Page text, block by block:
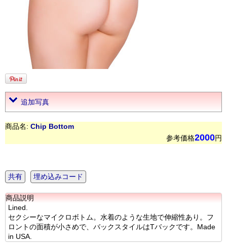
追加写真
商品名: Chip Bottom
参考価格2000円
共有 埋め込みコード
商品説明
Lined.
セクシーなマイクロボトム。水着のような生地で伸縮性あり。フ
ロントの面積が小さめで、バックスタイルはTバックです。Made
in USA.